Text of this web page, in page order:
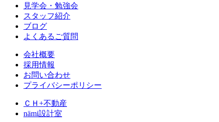
見学会・勉強会
スタッフ紹介
ブログ
よくあるご質問
会社概要
採用情報
お問い合わせ
プライバシーポリシー
ＣＨ+不動産
nämi設計室